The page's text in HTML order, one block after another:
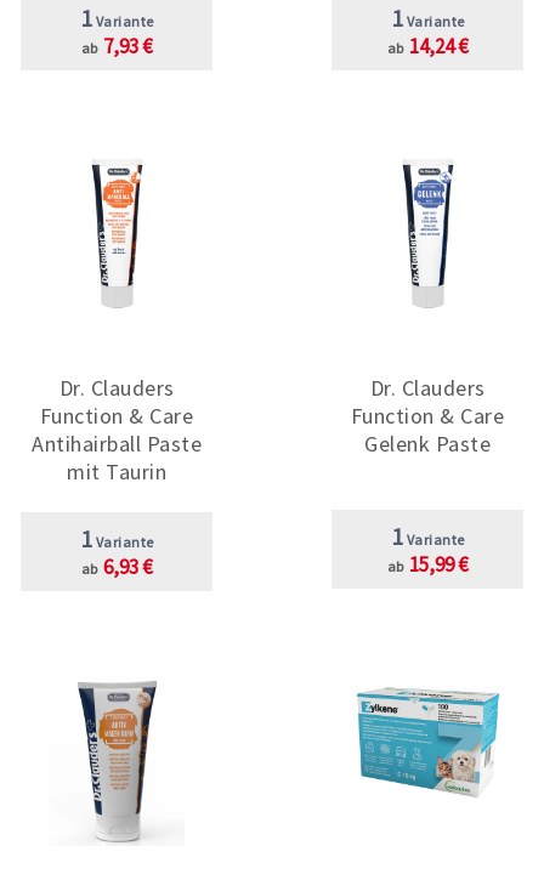
1 Variante
ab 7,93 €
1 Variante
ab 14,24 €
Dr. Clauders
Function & Care
Antihairball Paste
mit Taurin
1 Variante
ab 6,93 €
Dr. Clauders
Function & Care
Gelenk Paste
1 Variante
ab 15,99 €